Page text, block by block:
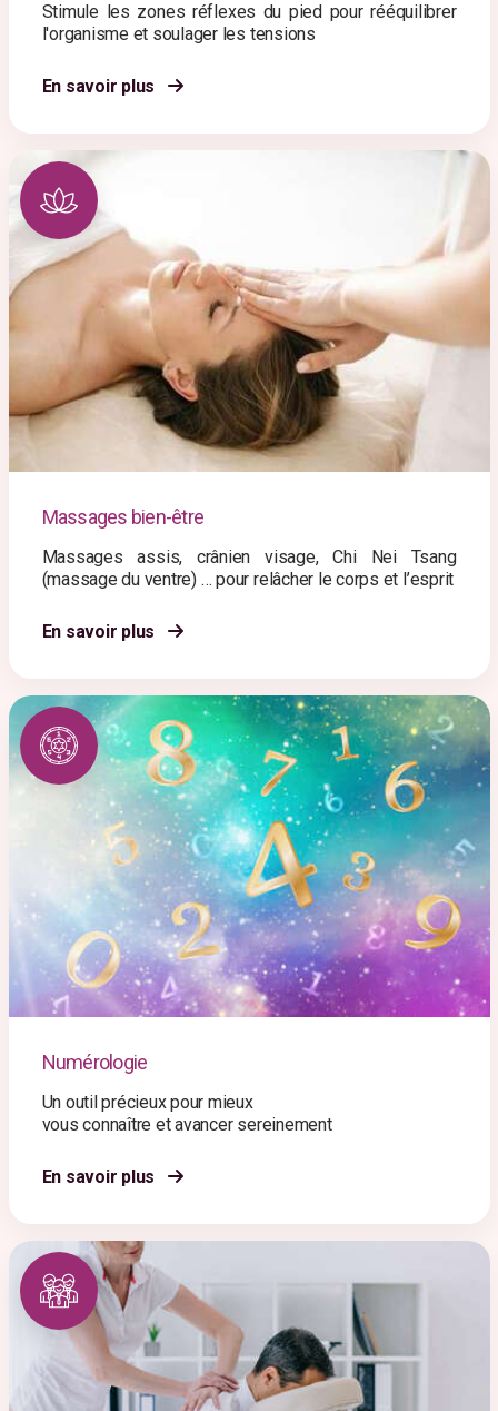
Stimule les zones réflexes du pied pour rééquilibrer
l'organisme et soulager les tensions
En savoir plus
Massages bien-être
Massages assis, crânien visage, Chi Nei Tsang
(massage du ventre) … pour relâcher le corps et l’esprit
En savoir plus
Numérologie
Un outil précieux pour mieux
vous connaître et avancer sereinement
En savoir plus